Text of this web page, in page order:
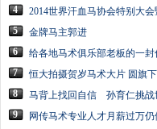
4
2014世界汗血马协会特别大
5
金牌马主郭进
6
给各地马术俱乐部老板的一封
7
恒大拍摄贺岁马术大片 圆旗
8
马背上找回自信 孙育仁挑战
9
网传马术专业人才月薪过万